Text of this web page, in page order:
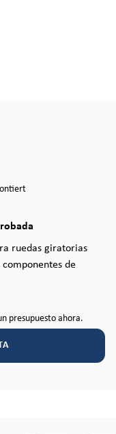
ruedas giratorias
de
presupuesto ahora.